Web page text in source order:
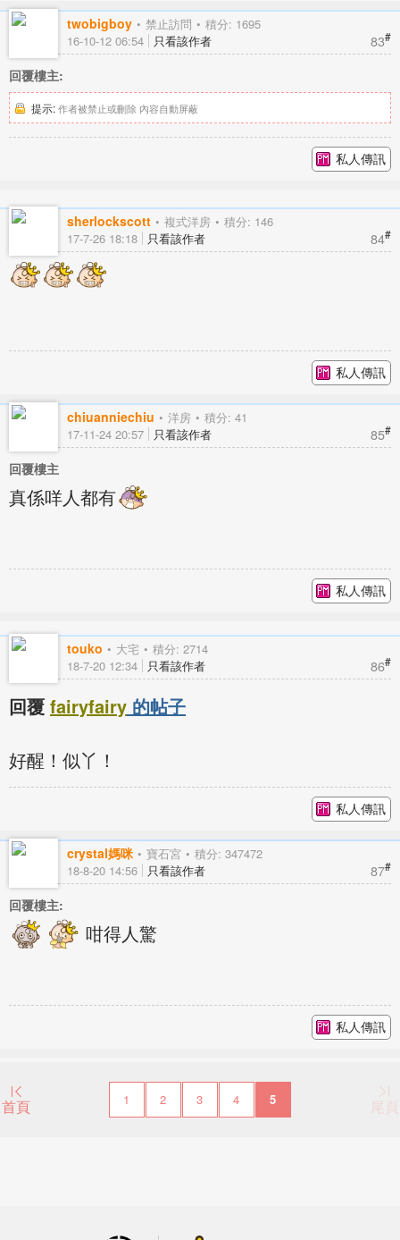
twobigboy 禁止訪問 積分: 1695
83#
16-10-12 06:54 只看該作者
回覆樓主:
提示: 作者被禁止或刪除 內容自動屏蔽
私人傳訊
sherlockscott 複式洋房 積分: 146
84#
17-7-26 18:18 只看該作者
私人傳訊
chiuanniechiu 洋房 積分: 41
85#
17-11-24 20:57 只看該作者
回覆樓主
真係咩人都有
私人傳訊
touko 大宅 積分: 2714
86#
18-7-20 12:34 只看該作者
回覆 fairyfairy 的帖子
好醒！似丫！
私人傳訊
crystal媽咪 寶石宮 積分: 347472
87#
18-8-20 14:56 只看該作者
回覆樓主:
咁得人驚
私人傳訊
首頁 1 2 3 4 5 尾頁